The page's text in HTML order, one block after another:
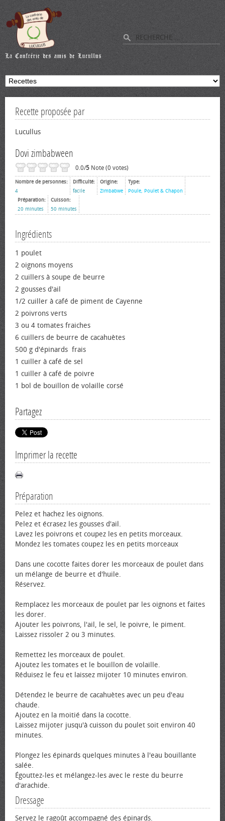
Recette proposée par
Lucullus
Dovi zimbabween
0.0/5 Note (0 votes)
Nombre de personnes:
4
Difficulté:
facile
Origine:
Zimbabwe
Type:
Poule, Poulet & Chapon
Préparation:
20 minutes
Cuisson:
50 minutes
Ingrédients
1 poulet
2 oignons moyens
2 cuillers à soupe de beurre
2 gousses d'ail
1/2 cuiller à café de piment de Cayenne
2 poivrons verts
3 ou 4 tomates fraiches
6 cuillers de beurre de cacahuètes
500 g d'épinards frais
1 cuiller à café de sel
1 cuiller à café de poivre
1 bol de bouillon de volaille corsé
Partagez
Imprimer la recette
Préparation
Pelez et hachez les oignons.
Pelez et écrasez les gousses d'ail.
Lavez les poivrons et coupez les en petits morceaux.
Mondez les tomates coupez les en petits morceaux
Dans une cocotte faites dorer les morceaux de poulet dans
un mélange de beurre et d'huile.
Réservez.
Remplacez les morceaux de poulet par les oignons et faites
les dorer.
Ajouter les poivrons, l'ail, le sel, le poivre, le piment.
Laissez rissoler 2 ou 3 minutes.
Remettez les morceaux de poulet.
Ajoutez les tomates et le bouillon de volaille.
Réduisez le feu et laissez mijoter 10 minutes environ.
Détendez le beurre de cacahuètes avec un peu d'eau
chaude.
Ajoutez en la moitié dans la cocotte.
Laissez mijoter jusqu'à cuisson du poulet soit environ 40
minutes.
Plongez les épinards quelques minutes à l'eau bouillante
salée.
Égouttez-les et mélangez-les avec le reste du beurre
d'arachide.
Dressage
Servez le ragoût accompagné des épinards.